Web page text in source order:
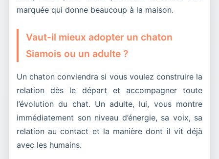
marquée qui donne beaucoup à la maison.
Vaut-il mieux adopter un chaton
Siamois ou un adulte ?
Un chaton conviendra si vous voulez construire la
relation dès le départ et accompagner toute
l’évolution du chat. Un adulte, lui, vous montre
immédiatement son niveau d’énergie, sa voix, sa
relation au contact et la manière dont il vit déjà
avec les humains.